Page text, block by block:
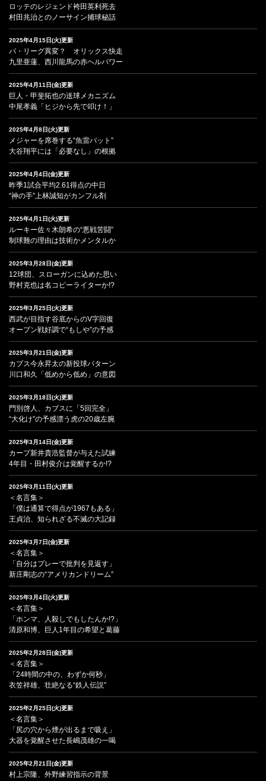
ロッテのレジェンド袴田英利死去
村田兆治とのノーサイン捕球秘話
2025年4月15日(火)更新
パ・リーグ異変？ オリックス快走
九里亜蓮、西川龍馬の赤ヘルパワー
2025年4月11日(金)更新
巨人・甲斐拓也の送球メカニズム
中尾孝義「ヒジから先で叩け！」
2025年4月8日(火)更新
メジャーを席巻する“魚雷バット”
大谷翔平には「必要なし」の根拠
2025年4月4日(金)更新
昨季1試合平均2.61得点の中日
“神の手”上林誠知がカンフル剤
2025年4月1日(火)更新
ルーキー佐々木朗希の“悪戦苦闘”
制球難の理由は技術かメンタルか
2025年3月28日(金)更新
12球団、スローガンに込めた思い
野村克也は名コピーライターか!?
2025年3月25日(火)更新
西武が目指す谷底からのV字回復
オープン戦好調で“もしや”の予感
2025年3月21日(金)更新
カブス今永昇太の新投球パターン
川口和久「低めから低め」の意図
2025年3月18日(火)更新
門別啓人、カブスに「5回完全」
“大化け”の予感漂う虎の20歳左腕
2025年3月14日(金)更新
カープ新井貴浩監督が与えた試練
4年目・田村俊介は覚醒するか!?
2025年3月11日(火)更新
＜名言集＞
「僕は通算で得点が1967もある」
王貞治、知られざる不滅の大記録
2025年3月7日(金)更新
＜名言集＞
「自分はプレーで批判を見返す」
新庄剛志の“アメリカンドリーム”
2025年3月4日(火)更新
＜名言集＞
「ホンマ、人殺しでもしたんか!?」
清原和博、巨人1年目の希望と葛藤
2025年2月28日(金)更新
＜名言集＞
「24時間の中の、わずか何秒」
衣笠祥雄、壮絶なる“鉄人伝説”
2025年2月25日(火)更新
＜名言集＞
「尻の穴から煙が出るまで吸え」
大器を覚醒させた長嶋茂雄の一喝
2025年2月21日(金)更新
村上宗隆、外野練習指示の背景